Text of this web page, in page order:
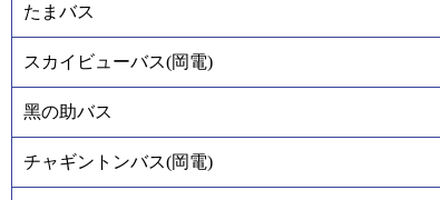
たまバス
スカイビューバス(岡電)
黑の助バス
チャギントンバス(岡電)